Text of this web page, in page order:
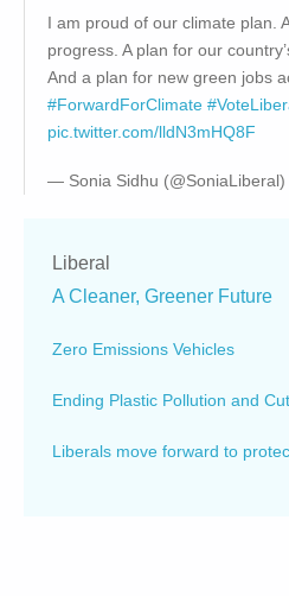
I am proud of our climate plan.
progress. A plan for our
And a plan for new green jobs
#ForwardForClimate
pic.twitter.com/lldN3mHQ8F
— Sonia Sidhu (@SoniaLiberal)
Liberal
A Cleaner, Greener Future
Zero Emissions Vehicles
Ending Plastic Pollution and
Liberals move forward to